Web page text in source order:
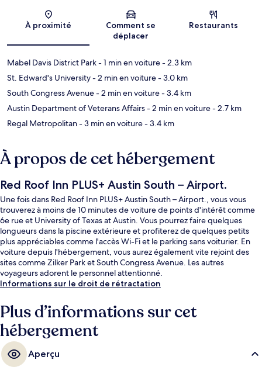
Carte
À proximité
Comment se
déplacer
Restaurants
Mabel Davis District Park- 1 min en voiture- 2.3 km
St. Edward's University- 2 min en voiture- 3.0 km
South Congress Avenue- 2 min en voiture- 3.4 km
Austin Department of Veterans Affairs- 2 min en voiture- 2.7 km
Regal Metropolitan- 3 min en voiture- 3.4 km
À propos de cet hébergement
Red Roof Inn PLUS+ Austin South – Airport.
Une fois dans Red Roof Inn PLUS+ Austin South – Airport., vous vous
trouverez à moins de 10 minutes de voiture de points d'intérêt comme
6e rue et University of Texas at Austin. Vous pourrez faire quelques
longueurs dans la piscine extérieure et profiterez de quelques petits
plus appréciables comme l'accès Wi-Fi et le parking sans voiturier. En
voiture depuis l'hébergement, vous aurez également vite rejoint des
sites comme Zilker Park et South Congress Avenue. Les autres
voyageurs adorent le personnel attentionné.
Informations sur le droit de rétractation
Plus d’informations sur cet
hébergement
Aperçu